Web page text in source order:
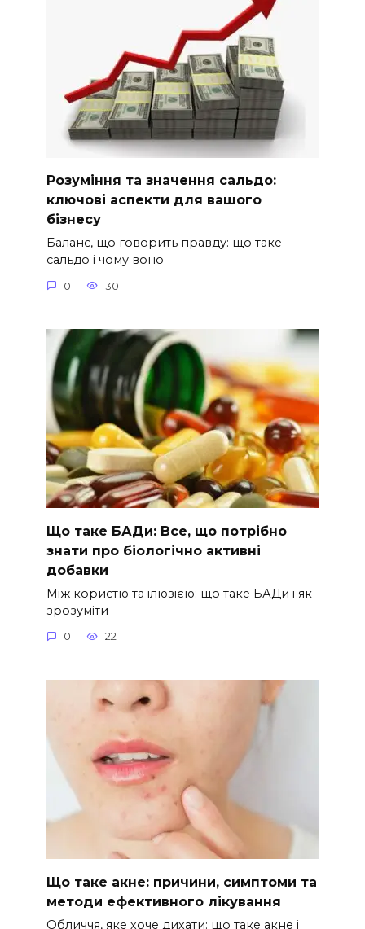
Розуміння та значення сальдо:
ключові аспекти для вашого
бізнесу
Баланс, що говорить правду: що таке
сальдо і чому воно
0 30
Що таке БАДи: Все, що потрібно
знати про біологічно активні
добавки
Між користю та ілюзією: що таке БАДи і як
зрозуміти
0 22
Що таке акне: причини, симптоми та
методи ефективного лікування
Обличчя, яке хоче дихати: що таке акне і